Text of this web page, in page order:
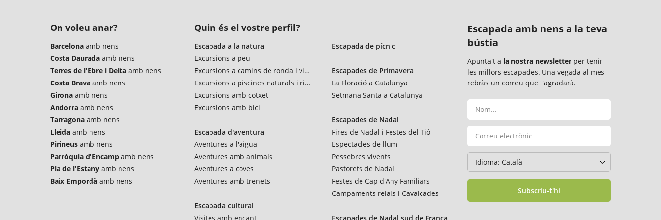
On voleu anar?
Barcelona amb nens
Costa Daurada amb nens
Terres de l'Ebre i Delta amb nens
Costa Brava amb nens
Girona amb nens
Andorra amb nens
Tarragona amb nens
Lleida amb nens
Pirineus amb nens
Parròquia d'Encamp amb nens
Pla de l'Estany amb nens
Baix Empordà amb nens
Quin és el vostre perfil?
Escapada a la natura
Excursions a peu
Excursions a camins de ronda i vies verdes
Excursions a piscines naturals i rius
Excursions amb cotxet
Excursions amb bici
Escapada d'aventura
Aventures a l'aigua
Aventures amb animals
Aventures a coves
Aventures amb trenets
Escapada cultural
Visites amb encant
Escapada de pícnic
Escapades de Primavera
La Floració a Catalunya
Setmana Santa a Catalunya
Escapades de Nadal
Fires de Nadal i Festes del Tió
Espectacles de llum
Pessebres vivents
Pastorets de Nadal
Festes de Cap d'Any Familiars
Campaments reials i Cavalcades
Escapades de Nadal sud de França
Escapada amb nens a la teva
bústia
Apunta't a la nostra newsletter per tenir
les millors escapades. Una vegada al mes
rebràs un correu que t'agradarà.
Subscriu-t'hi